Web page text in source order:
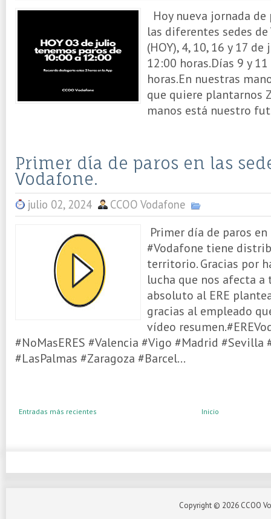
Hoy nueva jornada de
las diferentes sedes de
(HOY), 4, 10, 16 y 17
12:00 horas.Días 9 y
horas.En nuestras
que quiere plantarnos
manos está nuestro
Primer día de paros en las
Vodafone.
julio 02, 2024 CCOO Vodafone
Primer día de paros
#Vodafone tiene
territorio. Gracias por
lucha que nos afecta a
absoluto al ERE
gracias al empleado
vídeo
#NoMasERES #Valencia #Vigo #Madrid #Sevilla
#LasPalmas #Zaragoza #Barcel...
Entradas más recientes Inicio
Copyright © 2026 CCOO